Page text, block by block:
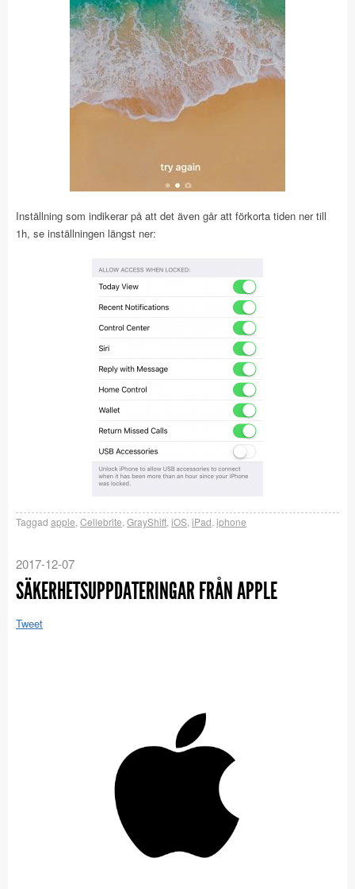
Inställning som indikerar på att det även går att förkorta tiden ner till
1h, se inställningen längst ner:
Taggad apple Cellebrite GrayShift iOS iPad iphone
2017-12-07
SÄKERHETSUPPDATERINGAR FRÅN APPLE
Tweet